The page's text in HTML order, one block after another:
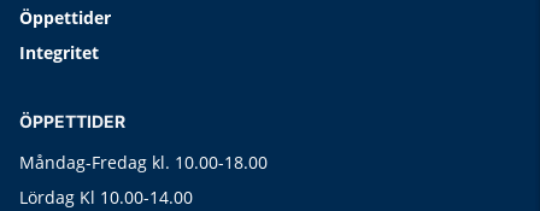
Öppettider
Integritet
ÖPPETTIDER
Måndag-Fredag kl. 10.00-18.00
Lördag Kl 10.00-14.00